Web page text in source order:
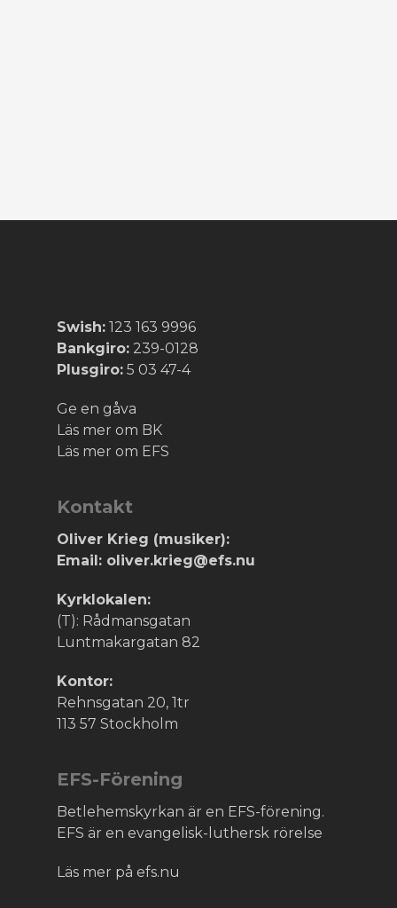
Swish: 123 163 9996
Bankgiro: 239-0128
Plusgiro: 5 03 47-4
Ge en gåva
Läs mer om BK
Läs mer om EFS
Kontakt
Oliver Krieg (musiker):
Email: oliver.krieg@efs.nu
Kyrklokalen:
(T): Rådmansgatan
Luntmakargatan 82
Kontor:
Rehnsgatan 20, 1tr
113 57 Stockholm
EFS-Förening
Betlehemskyrkan är en EFS-förening.
EFS är en evangelisk-luthersk rörelse
Läs mer på efs.nu